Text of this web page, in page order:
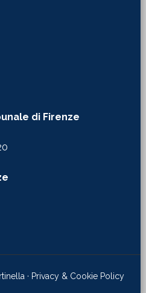
di Firenze
· Privacy & Cookie Policy